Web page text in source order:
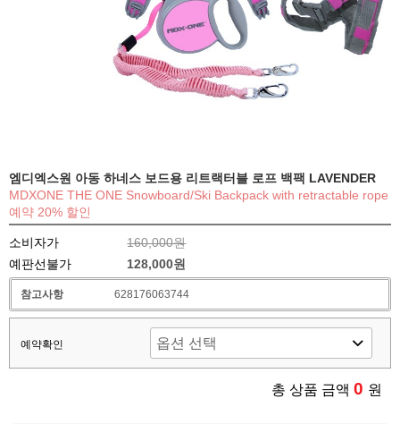
엠디엑스원 아동 하네스 보드용 리트랙터블 로프 백팩 LAVENDER
MDXONE THE ONE Snowboard/Ski Backpack with retractable rope
예약 20% 할인
소비자가
160,000원
예판선불가
128,000원
참고사항 628176063744
예약확인
총 상품 금액 0 원